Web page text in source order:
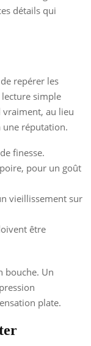
détails qui
repérer les
simple
vraiment, au lieu
une réputation.
finesse.
pour un goût
vieillissement sur
être
bouche. Un
plate.